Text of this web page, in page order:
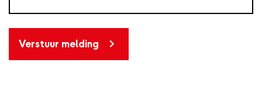
Verstuur melding